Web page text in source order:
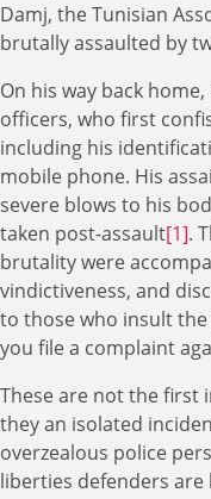
Damj, the Tunisian
brutally assaulted by
On his way back
officers, who first
including his
mobile phone. His
severe blows to his
taken post-assault[1].
brutality were
vindictiveness, and
to those who insult the
you file a complaint
These are not the first
they an isolated
overzealous police
liberties defenders are